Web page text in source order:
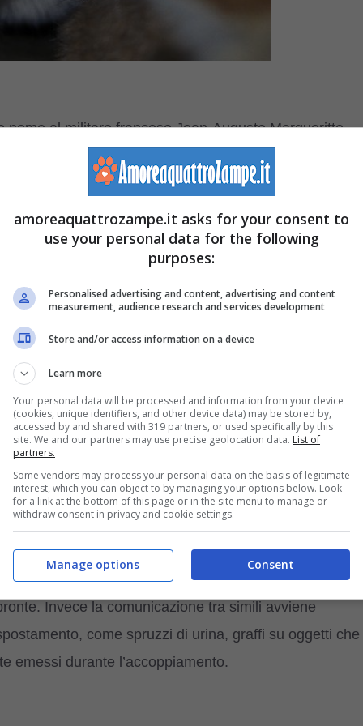
nome al militare francese Jean-Auguste Margueritte
pura non ottenuta da incroci e
non adatta alla
e zampe corte, misura tra i 39 e i 52 cm tra testa e
rossastre che partono dagli occhi e attraversano
dalla colorazione verde-giallo, le orecchie grandi,
così da intercettare anche il minimo
desertoe quindi i colori del beige e del giallo, con parti
zampe e coda.
alla perfezione. La natura che è perfetta
l’inverno in modo da contrastare le
le dita, mentre le unghie delle zampe posteriori
una camminatapiù sicura anchesulle sabbie
che non lascia traccia nel suolo e impedendo in
Invece la comunicazione tra simili avviene
come spruzzi di urina, graffi su oggetti che
emessi durante l’accoppiamento.
amoreaquattrozampe.it asks for your consent to
use your personal data for the following
purposes:
Personalised advertising and content, advertising and content
measurement, audience research and services development
Store and/or access information on a device
Learn more
Your personal data will be processed and information from your device
(cookies, unique identifiers, and other device data) may be stored by,
accessed by and shared with 319 partners, or used specifically by this
site. We and our partners may use precise geolocation data. List of
partners.
Some vendors may process your personal data on the basis of legitimate
interest, which you can object to by managing your options below. Look
for a link at the bottom of this page or in the site menu to manage or
withdraw consent in privacy and cookie settings.
Consent
Manage options